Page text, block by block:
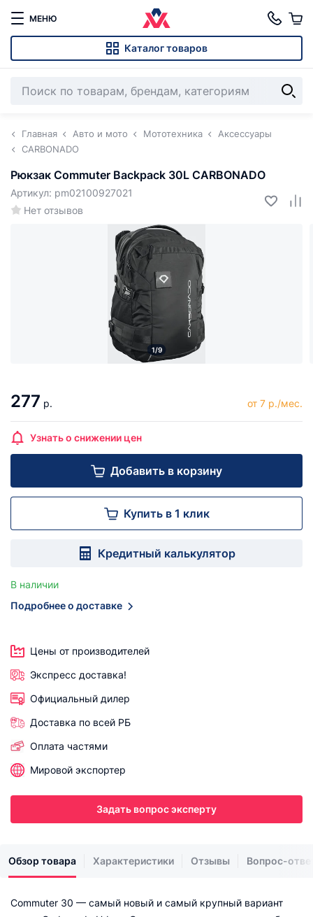
МЕНЮ
Каталог товаров
Главная Авто и мото Мототехника
Аксессуары
CARBONADO
Рюкзак Commuter Backpack 30L CARBONADO
Нет отзывов
Артикул: pm02100927021
1/9
277 р. от 7 р./мес.
Узнать о снижении цен
Добавить в корзину
Купить в 1 клик
Кредитный калькулятор
В наличии
Подробнее о доставке
Цены от производителей
Экспресс доставка!
Официальный дилер
Доставка по всей РБ
Оплата частями
Мировой экспортер
Задать вопрос эксперту
Обзор товара Характеристики Отзывы Вопрос-
Commuter 30 — самый новый и самый крупный вариант